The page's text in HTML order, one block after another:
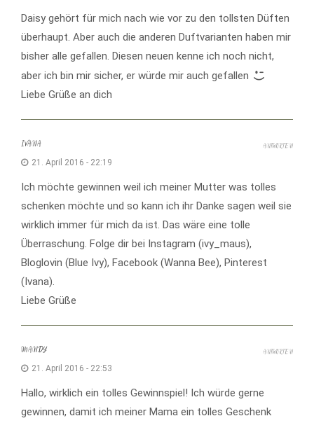
Daisy gehört für mich nach wie vor zu den tollsten Düften
überhaupt. Aber auch die anderen Duftvarianten haben mir
bisher alle gefallen. Diesen neuen kenne ich noch nicht,
aber ich bin mir sicher, er würde mir auch gefallen
Liebe Grüße an dich
IVANA
21. April 2016 - 22:19
Ich möchte gewinnen weil ich meiner Mutter was tolles
schenken möchte und so kann ich ihr Danke sagen weil sie
wirklich immer für mich da ist. Das wäre eine tolle
Überraschung. Folge dir bei Instagram (ivy_maus),
Bloglovin (Blue Ivy), Facebook (Wanna Bee), Pinterest
(Ivana).
Liebe Grüße
ANTWORTEN
MANDY
21. April 2016 - 22:53
Hallo, wirklich ein tolles Gewinnspiel! Ich würde gerne
gewinnen, damit ich meiner Mama ein tolles Geschenk
ANTWORTEN